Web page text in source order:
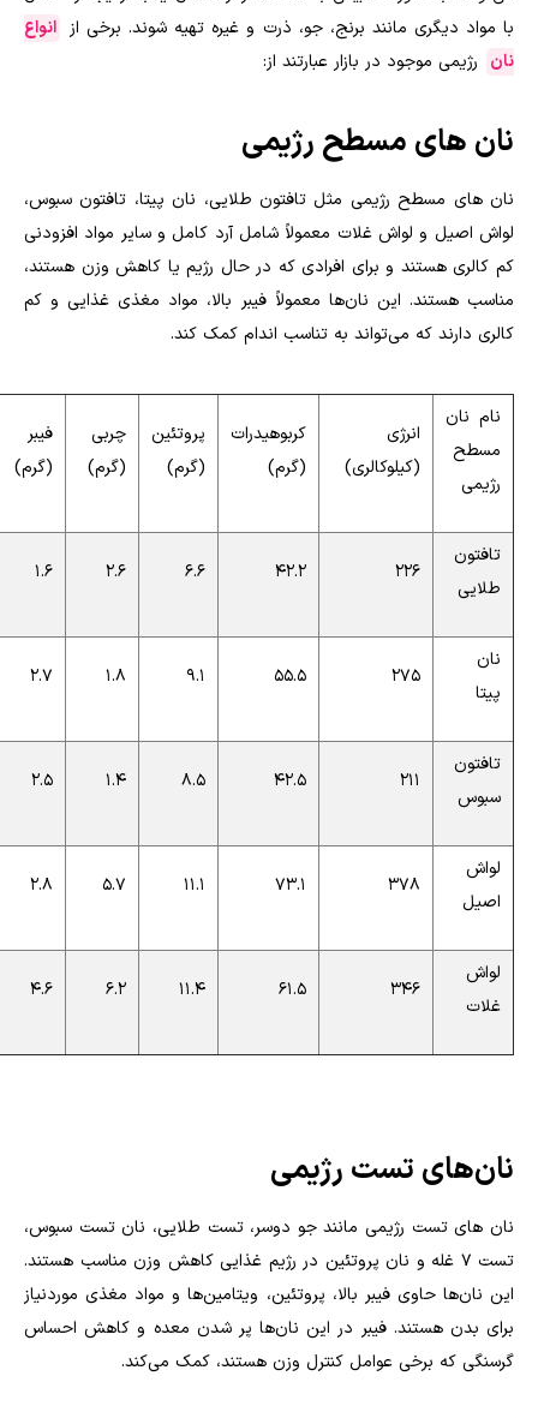
با مواد دیگری مانند برنج، جو، ذرت و غیره تهیه شوند. برخی از انواع
نان رژیمی موجود در بازار عبارتند از:
نان های مسطح رژیمی
نان های مسطح رژیمی مثل تافتون طلایی، نان پیتا، تافتون سبوس،
لواش اصیل و لواش غلات معمولاً شامل آرد کامل و سایر مواد افزودنی
کم کالری هستند و برای افرادی که در حال رژیم یا کاهش وزن هستند،
مناسب هستند. این نان‌ها معمولاً فیبر بالا، مواد مغذی غذایی و کم
کالری دارند که می‌تواند به تناسب اندام کمک کند.
نام نان
مسطح
رژیمی
انرژی
(کیلوکالری)
کربوهیدرات
(گرم)
پروتئین
(گرم)
چربی
(گرم)
فیبر
(گرم)
تافتون
طلایی
226
42.2
6.6
2.6
1.6
نان
پیتا
275
55.5
9.1
1.8
2.7
تافتون
سبوس
211
42.5
8.5
1.4
2.5
لواش
اصیل
378
73.1
11.1
5.7
2.8
لواش
غلات
346
61.5
11.4
6.2
4.6
نان‌های تست رژیمی
نان های تست رژیمی مانند جو دوسر، تست طلایی، نان تست سبوس،
تست 7 غله و نان پروتئین در رژیم غذایی کاهش وزن مناسب هستند.
این نان‌ها حاوی فیبر بالا، پروتئین، ویتامین‌ها و مواد مغذی موردنیاز
برای بدن هستند. فیبر در این نان‌ها پر شدن معده و کاهش احساس
گرسنگی که برخی عوامل کنترل وزن هستند، کمک می‌کند.